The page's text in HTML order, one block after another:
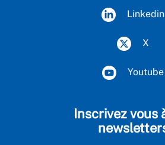
Linkedin
X
Youtube
Inscrivez vous